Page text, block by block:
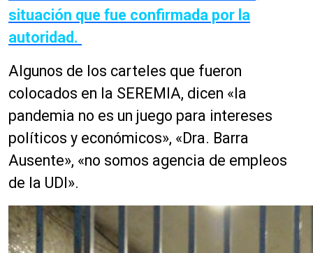
situación que fue confirmada por la
autoridad.
Algunos de los carteles que fueron
colocados en la SEREMIA, dicen «la
pandemia no es un juego para intereses
políticos y económicos», «Dra. Barra
Ausente», «no somos agencia de empleos
de la UDI».